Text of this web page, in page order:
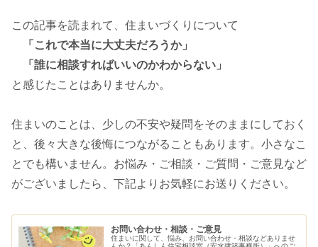
この記事を読まれて、住まいづくりについて
「これで本当に大丈夫だろうか」
「誰に相談すればいいのかわからない」
と感じたことはありませんか。
住まいのことは、少しの不安や疑問をそのままにしておく
と、後々大きな後悔につながることもあります。小さなこ
とでも構いません。お悩み・ご相談・ご質問・ご意見など
がございましたら、下記よりお気軽にお送りください。
お問い合わせ・相談・ご意見
住まいに関して、悩み、お問い合わせ・相談などありませ